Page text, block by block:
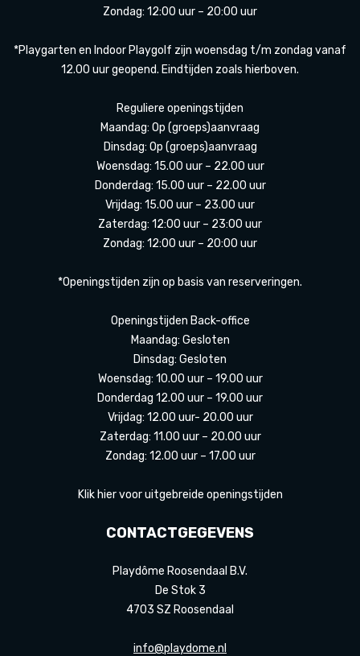
Zondag: 12:00 uur – 20:00 uur
*Playgarten en Indoor Playgolf zijn woensdag t/m zondag vanaf
12.00 uur geopend. Eindtijden zoals hierboven.
Reguliere openingstijden
Maandag: Op (groeps)aanvraag
Dinsdag: Op (groeps)aanvraag
Woensdag: 15.00 uur – 22.00 uur
Donderdag: 15.00 uur – 22.00 uur
Vrijdag: 15.00 uur – 23.00 uur
Zaterdag: 12:00 uur – 23:00 uur
Zondag: 12:00 uur – 20:00 uur
*Openingstijden zijn op basis van reserveringen.
Openingstijden Back-office
Maandag: Gesloten
Dinsdag: Gesloten
Woensdag: 10.00 uur – 19.00 uur
Donderdag 12.00 uur – 19.00 uur
Vrijdag: 12.00 uur- 20.00 uur
Zaterdag: 11.00 uur – 20.00 uur
Zondag: 12.00 uur – 17.00 uur
Klik hier voor uitgebreide openingstijden
CONTACTGEGEVENS
Playdôme Roosendaal B.V.
De Stok 3
4703 SZ Roosendaal
info@playdome.nl